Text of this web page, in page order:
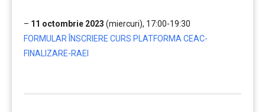
– 11 octombrie 2023 (miercuri), 17:00-19:30
FORMULAR ÎNSCRIERE CURS PLATFORMA CEAC-
FINALIZARE-RAEI